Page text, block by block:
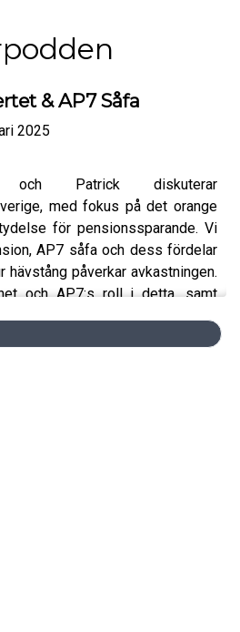
& AP7 Såfa
2025
och Patrick diskuterar
med fokus på det orange
för pensionssparande. Vi
AP7 såfa och dess fördelar
hävstång påverkar avkastningen.
och AP7:s roll i detta, samt
och slipp den inskjutna
i vår